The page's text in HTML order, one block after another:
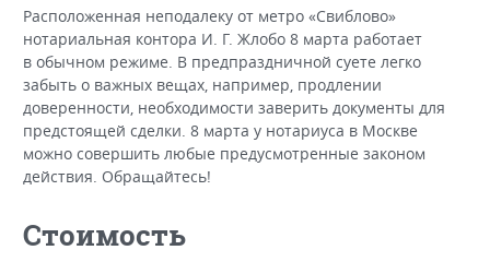
Расположенная неподалеку от метро «Свиблово»
нотариальная контора И. Г. Жлобо 8 марта работает
в обычном режиме. В предпраздничной суете легко
забыть о важных вещах, например, продлении
доверенности, необходимости заверить документы для
предстоящей сделки. 8 марта у нотариуса в Москве
можно совершить любые предусмотренные законом
действия. Обращайтесь!
Стоимость